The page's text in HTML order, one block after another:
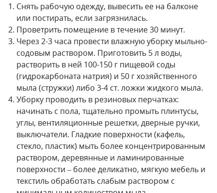
Снять рабочую одежду, вывесить ее на балконе
или постирать, если загрязнилась.
Проветрить помещение в течение 30 минут.
Через 2-3 часа провести влажную уборку мыльно-
содовым раствором. Приготовить 5 л воды,
растворить в ней 100-150 г пищевой соды
(гидрокарбоната натрия) и 50 г хозяйственного
мыла (стружки) либо 3-4 ст. ложки жидкого мыла.
Уборку проводить в резиновых перчатках:
начинать с пола, тщательно промыть плинтусы,
углы, вентиляционные решетки, дверные ручки,
выключатели. Гладкие поверхности (кафель,
стекло, пластик) мыть более концентрированным
раствором, деревянные и ламинированные
поверхности – более деликатно, мягкую мебель и
текстиль обработать слабым раствором с